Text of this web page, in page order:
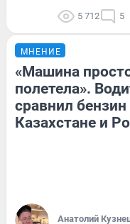
5 712 5
МНЕНИЕ
«Машина
полетела».
сравнил бензин
Казахстане и
Анатолий